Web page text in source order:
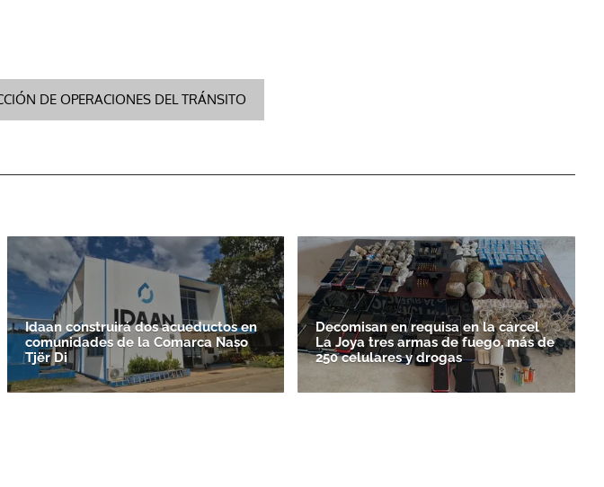
DE OPERACIONES DEL TRÁNSITO
Idaan construirá dos acueductos en
comunidades de la Comarca Naso
Tjër Di
Decomisan en requisa en la cárcel
La Joya tres armas de fuego, más de
250 celulares y drogas